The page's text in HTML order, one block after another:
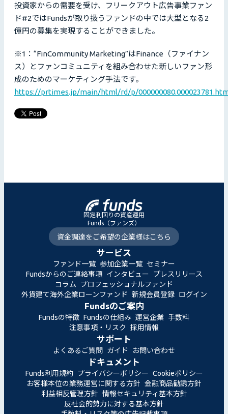
投資家からの需要を受け、フリークアウト広告事業ファン
ド#2ではFundsが取り扱うファンドの中では大型となる2
億円の募集を実現することができました。
※1：“FinCommunity Marketing”はFinance（ファイナン
ス）とファンコミュニティを組み合わせた新しいファン形
成のためのマーケティング手法です。
https://prtimes.jp/main/html/rd/p/
固定利回りの資産運用
Funds（ファンズ）
資金調達をご希望の企業様はこちら
サービス
ファンド一覧 参加企業一覧 セミナー
Fundsからのご連絡事項 インタビュー
プレスリリース
コラム
プロフェッショナルファンド
外貨建て海外企業ローンファンド 新規会員登録 ログイン
Fundsのご案内
Fundsの特徴 Fundsの仕組み 運営企業 手数料
注意事項・リスク
採用情報
サポート
よくあるご質問 ガイド お問い合わせ
ドキュメント
Funds利用規約 プライバシーポリシー Cookieポリシー
お客様本位の業務運営に関する方針 金融商品勧誘方針
利益相反管理方針 情報セキュリティ基本方針
反社会的勢力に対する基本方針